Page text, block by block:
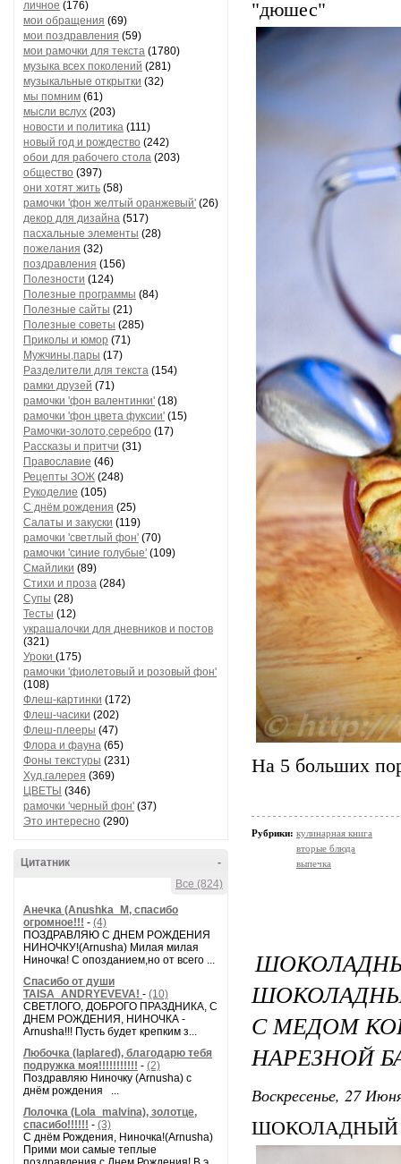
личное (176)
мои обращения (69)
мои поздравления (59)
мои рамочки для текста (1780)
музыка всех поколений (281)
музыкальные открытки (32)
мы помним (61)
мысли вслух (203)
новости и политика (111)
новый год и рождество (242)
обои для рабочего стола (203)
общество (397)
они хотят жить (58)
рамочки 'фон желтый оранжевый' (26)
декор для дизайна (517)
пасхальные элементы (28)
пожелания (32)
поздравления (156)
Полезности (124)
Полезные программы (84)
Полезные сайты (21)
Полезные советы (285)
Приколы и юмор (71)
Мужчины,пары (17)
Разделители для текста (154)
рамки друзей (71)
рамочки 'фон валентинки' (18)
рамочки 'фон цвета фуксии' (15)
Рамочки-золото,серебро (17)
Рассказы и притчи (31)
Православие (46)
Рецепты ЗОЖ (248)
Рукоделие (105)
С днём рождения (25)
Салаты и закуски (119)
рамочки 'светлый фон' (70)
рамочки 'синие голубые' (109)
Смайлики (89)
Стихи и проза (284)
Супы (28)
Тесты (12)
украшалочки для дневников и постов
(321)
Уроки (175)
рамочки 'фиолетовый и розовый фон'
(108)
Флеш-картинки (172)
Флеш-часики (202)
Флеш-плееры (47)
Флора и фауна (65)
Фоны текстуры (231)
Худ.галерея (369)
ЦВЕТЫ (346)
рамочки 'черный фон' (37)
Это интересно (290)
-
Цитатник
Все (824)
Анечка (Anushka_M, спасибо
огромное!!! - (4)
ПОЗДРАВЛЯЮ С ДНЕМ РОЖДЕНИЯ
НИНОЧКУ!(Arnusha) Милая милая
Ниночка! С опозданием,но от всего ...
Спасибо от души
TAISA_ANDRYEVEVA! - (10)
СВЕТЛОГО, ДОБРОГО ПРАЗДНИКА, С
ДНЕМ РОЖДЕНИЯ, НИНОЧКА -
Arnusha!!! Пусть будет крепким з...
Любочка (laplared), благодарю тебя
подружка моя!!!!!!!!!!! - (2)
Поздравляю Ниночку (Arnusha) с
днём рождения ...
Лолочка (Lola_malvina), золотце,
спасибо!!!!!! - (3)
С днём Рождения, Ниночка!(Аrnusha)
Прими мои самые теплые
"дюшес"
На 5 больших
Рубрики: кулинарная книга
вторые блюда
выпечка
С МЕДОМ
НАРЕЗНОЙ
Воскресенье, 27
ШОКОЛАДНЫЙ